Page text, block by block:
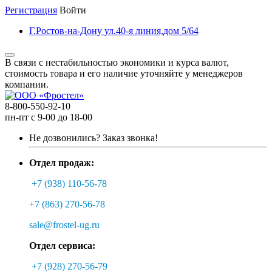
Регистрация Войти
Г.Ростов-на-Дону ул.40-я линия,дом 5/64
В связи с нестабильностью экономики и курса валют,
стоимость товара и его наличие уточняйте у менеджеров
компании.
8-800-550-92-10
пн-пт с 9-00 до 18-00
Не дозвонились? Заказ звонка!
Отдел продаж:
+7 (938) 110-56-78
+7 (863) 270-56-78
sale@frostel-ug.ru
Отдел сервиса:
+7 (928) 270-56-79